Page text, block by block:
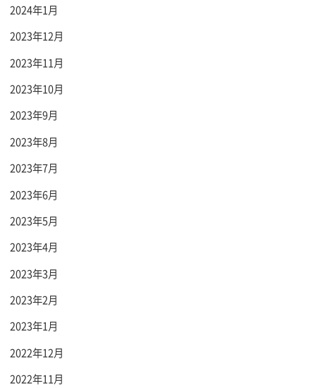
2024年1月
2023年12月
2023年11月
2023年10月
2023年9月
2023年8月
2023年7月
2023年6月
2023年5月
2023年4月
2023年3月
2023年2月
2023年1月
2022年12月
2022年11月